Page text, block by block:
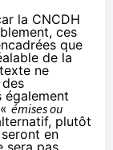
la CNCDH
ces
que
de la
ne
également
émises ou
plutôt
en